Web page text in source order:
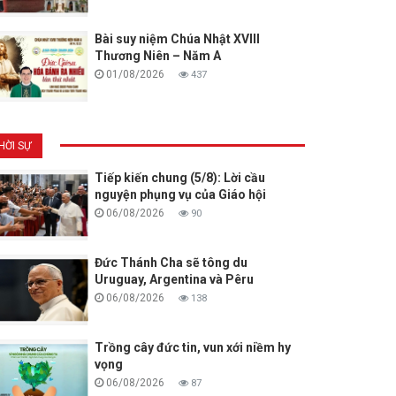
Bài suy niệm Chúa Nhật XVIII
Thương Niên – Năm A
01/08/2026 437
SỰ
Tiếp kiến chung (5/8): Lời cầu
nguyện phụng vụ của Giáo hội
06/08/2026 90
Đức Thánh Cha sẽ tông du
Uruguay, Argentina và Pêru
06/08/2026 138
Trồng cây đức tin, vun xới niềm hy
vọng
06/08/2026 87